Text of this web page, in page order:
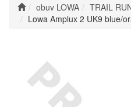
obuv LOWA
TRAIL
Lowa Amplux 2 UK9 blue/